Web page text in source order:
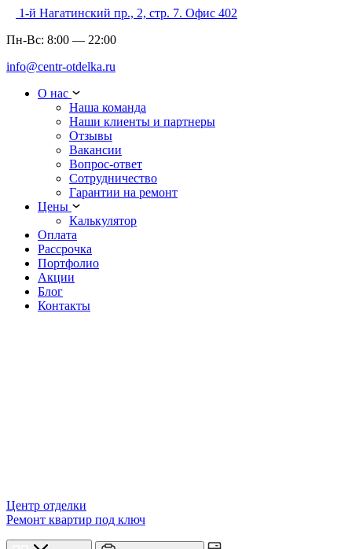
1-й Нагатинский пр., 2, стр. 7. Офис 402
Пн-Вс: 8:00 — 22:00
info@centr-otdelka.ru
О нас
Наша команда
Наши клиенты и партнеры
Отзывы
Вакансии
Вопрос-ответ
Сотрудничество
Гарантии на ремонт
Цены
Калькулятор
Оплата
Рассрочка
Портфолио
Акции
Блог
Контакты
Центр отделки
Ремонт квартир под ключ